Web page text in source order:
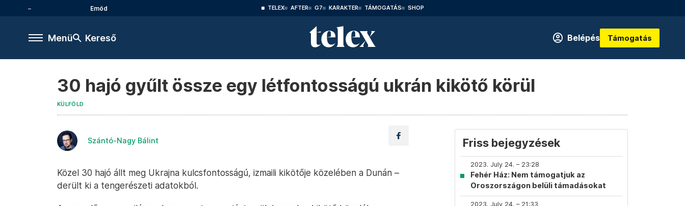
Emőd TELEX AFTER G7 KARAKTER TÁMOGATÁS SHOP
Menü Kereső Belépés Támogatás
30 hajó gyűlt össze egy létfontosságú ukrán kikötő körül
KÜLFÖLD
Szántó-Nagy Bálint
Közel 30 hajó állt meg Ukrajna kulcsfontosságú, izmaili kikötője közelében a Dunán –
derült ki a tengerészeti adatokból.
Friss bejegyzések
2023. July 24. – 23:28
Fehér Ház: Nem támogatjuk az
Oroszországon belüli támadásokat
2023. July 24. – 21:33